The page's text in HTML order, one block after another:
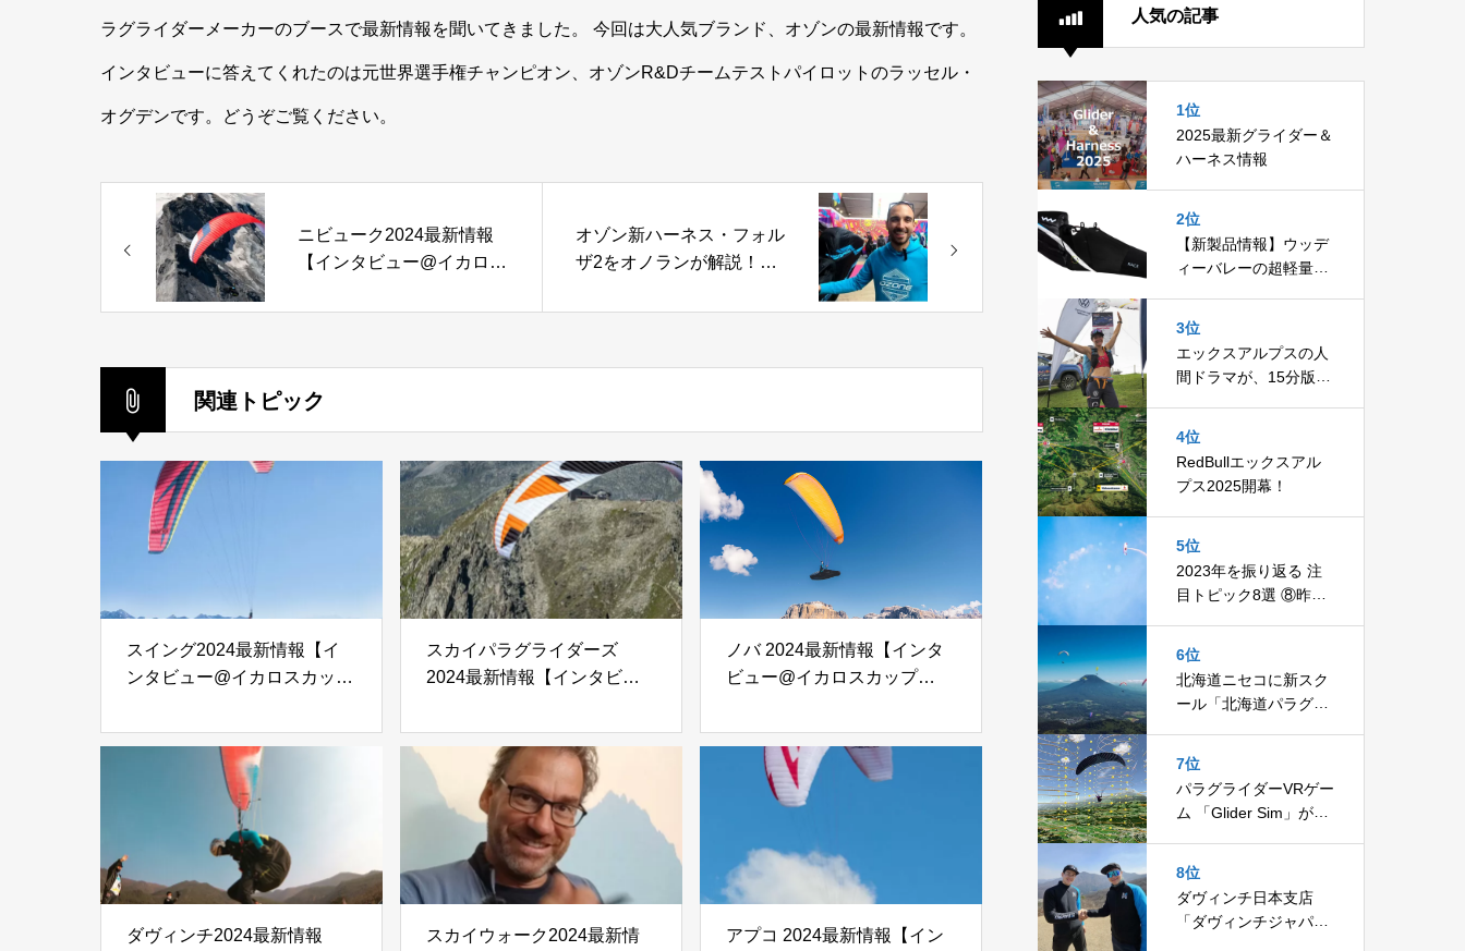
ラグライダーメーカーのブースで最新情報を聞いてきました。 今回は大人気ブランド、オゾンの最新情報です。
インタビューに答えてくれたのは元世界選手権チャンピオン、オゾンR&Dチームテストパイロットのラッセル・
オグデンです。どうぞご覧ください。
ニビューク2024最新情報
【インタビュー@イカロス
オゾン新ハーネス・フォル
ザ2をオノランが解説！
カップ2023】
関連トピック
スイング2024最新情報【イ
ンタビュー@イカロスカップ
スカイパラグライダーズ
2024最新情報【インタビュ
ノバ 2024最新情報【インタ
ビュー@イカロスカップ
ダヴィンチ2024最新情報
スカイウォーク2024最新情
アプコ 2024最新情報【イン
人気の記事
1位
2025最新グライダー＆
ハーネス情報
2位
【新製品情報】ウッデ
ィーバレーの超軽量ポ
3位
エックスアルプスの人
間ドラマが、15分版・
4位
RedBullエックスアル
プス2025開幕！
5位
2023年を振り返る 注
目トピック8選 ⑧昨年
6位
北海道ニセコに新スク
ール「北海道パラグラ
7位
パラグライダーVRゲー
ム 「Glider Sim」がま
8位
ダヴィンチ日本支店
「ダヴィンチジャパ